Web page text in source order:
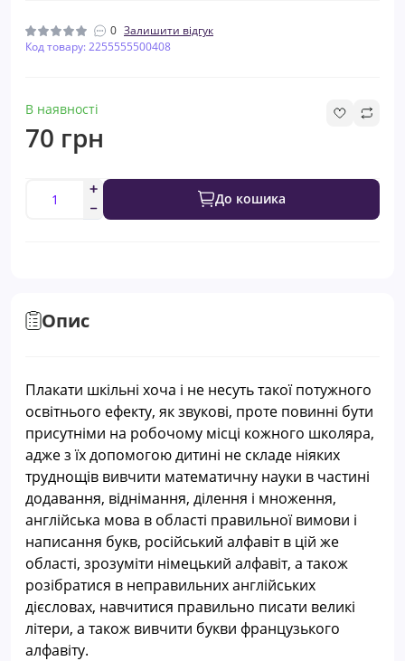
0 Залишити відгук
Код товару: 2255555500408
В наявності
70 грн
До кошика
Опис
Плакати шкільні хоча і не несуть такої потужного
освітнього ефекту, як звукові, проте повинні бути
присутніми на робочому місці кожного школяра,
адже з їх допомогою дитині не складе ніяких
труднощів вивчити математичну науки в частині
додавання, віднімання, ділення і множення,
англійська мова в області правильної вимови і
написання букв, російський алфавіт в цій же
області, зрозуміти німецький алфавіт, а також
розібратися в неправильних англійських
дієсловах, навчитися правильно писати великі
літери, а також вивчити букви французького
алфавіту.